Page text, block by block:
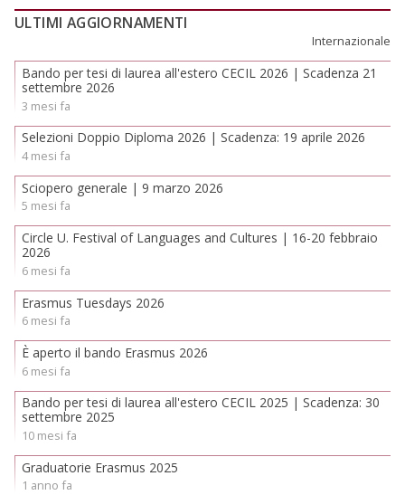
ULTIMI AGGIORNAMENTI
Internazionale
Bando per tesi di laurea all'estero CECIL 2026 | Scadenza 21
settembre 2026
3 mesi fa
Selezioni Doppio Diploma 2026 | Scadenza: 19 aprile 2026
4 mesi fa
Sciopero generale | 9 marzo 2026
5 mesi fa
Circle U. Festival of Languages and Cultures | 16-20 febbraio
2026
6 mesi fa
Erasmus Tuesdays 2026
6 mesi fa
È aperto il bando Erasmus 2026
6 mesi fa
Bando per tesi di laurea all'estero CECIL 2025 | Scadenza: 30
settembre 2025
10 mesi fa
Graduatorie Erasmus 2025
1 anno fa